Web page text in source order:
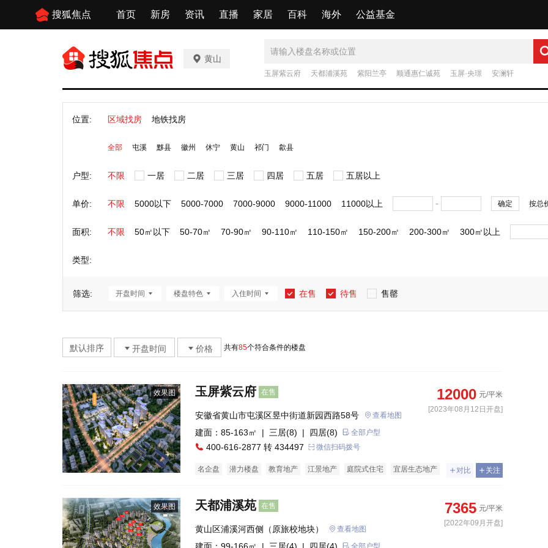
搜狐焦点 首页 新房 资讯 直播 家居 百科 海外 公益基金
黄山
玉屏紫云府 天都浦溪苑 紫阳兰亭 顺通惠仁诚苑 玉屏·央璟 安澜轩
位置: 区域找房 地铁找房
全部 屯溪 黟县 徽州 休宁 黄山 祁门 歙县
户型: 不限 一居 二居 三居 四居 五居 五居以上
单价: 不限 5000以下 5000-7000 7000-9000 9000-11000 11000以上 - 确定 按总
面积: 不限 50㎡以下 50-70㎡ 70-90㎡ 90-110㎡ 110-150㎡ 150-200㎡ 200-300㎡ 300㎡以上
类型:
筛选: 开盘时间 楼盘特色 入住时间 在售 待售 售罄
默认排序 开盘时间 价格 共有85个符合条件的楼盘
效果图 玉屏紫云府 在售 12000 元/平米
[2023年08月12日开盘]
安徽省黄山市屯溪区昱中街道新园西路58号 查看地图
建面：85-163㎡ | 三居(8) | 四居(8) 全部户型
400-616-2877 转 434497 微信扫码拨号
名企盘 潜力楼盘 教育地产 江景地产 庭院式住宅
宜居生态地产
对比 关注
效果图 天都浦溪苑 在售 7365 元/平米
[2022年09月开盘]
黄山区浦溪河西侧（原旅校地块） 查看地图
全部户型